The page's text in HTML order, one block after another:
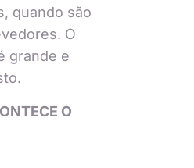
quando são
O
grande e
O